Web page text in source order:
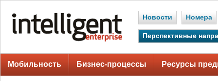
Новости Номера
Перспективные
Мобильность Бизнес-процессы Ресурсы